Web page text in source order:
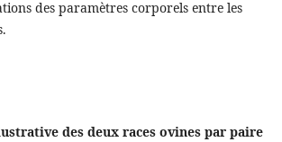
des paramètres corporels entre les
des deux races ovines par paire